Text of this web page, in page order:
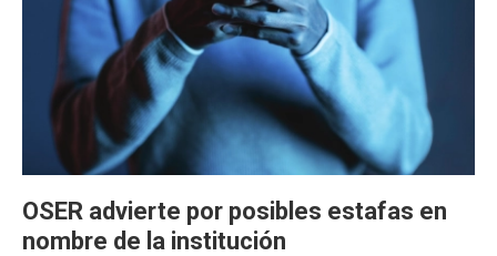
OSER advierte por posibles estafas en
nombre de la institución